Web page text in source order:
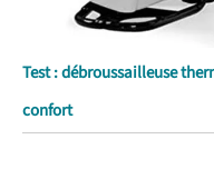
Test : débroussailleuse
confort